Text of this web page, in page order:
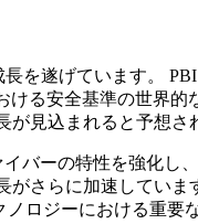
を遂げています。
る安全基準の世界的
見込まれると予想さ
バーの特性を強化し
さらに加速していま
ロジーにおける重要